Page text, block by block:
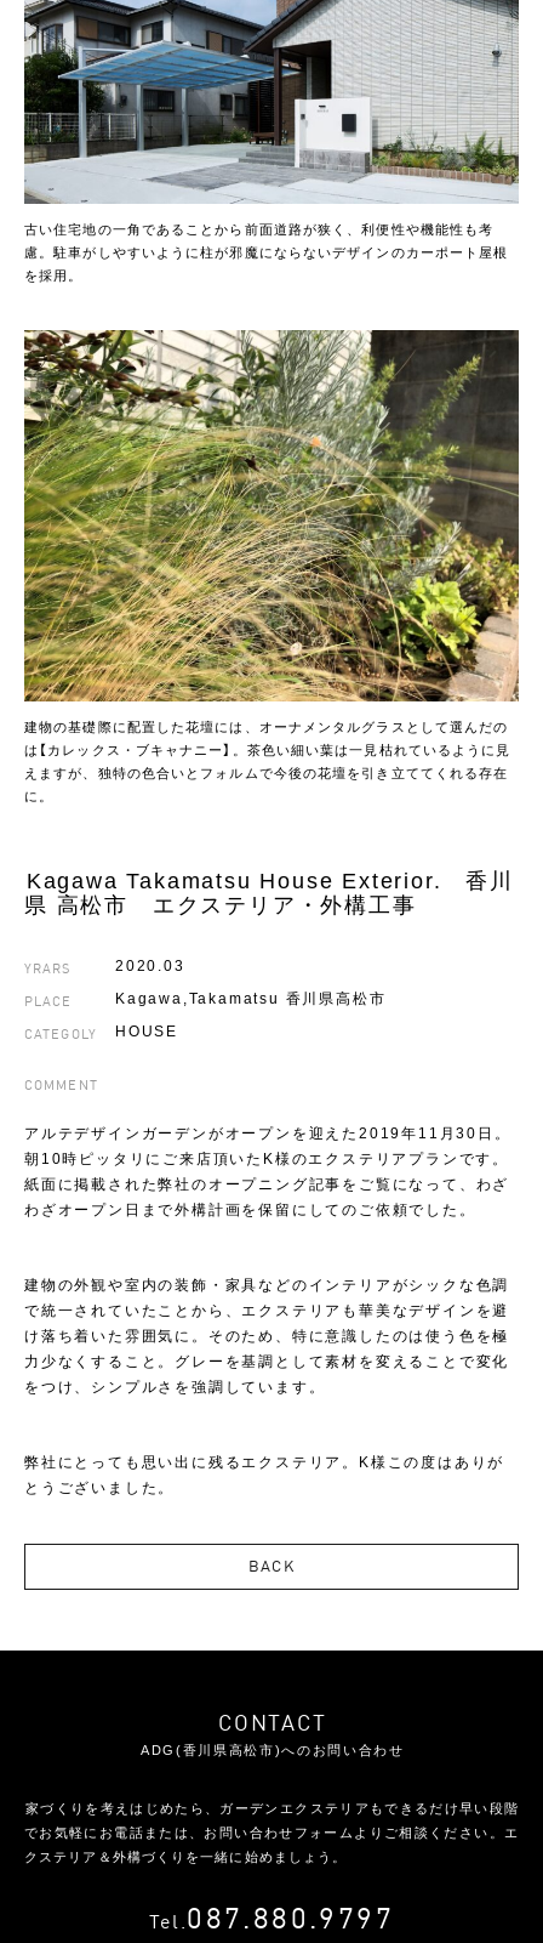
古い住宅地の一角であることから前面道路が狭く、利便性や機能性も考
慮。駐車がしやすいように柱が邪魔にならないデザインのカーポート屋根
を採用。
建物の基礎際に配置した花壇には、オーナメンタルグラスとして選んだの
は【カレックス・ブキャナニー】。茶色い細い葉は一見枯れているように見
えますが、独特の色合いとフォルムで今後の花壇を引き立ててくれる存在
に。
Kagawa Takamatsu House Exterior. 香川
県 高松市 エクステリア・外構工事
YRARS 2020.03
PLACE Kagawa,Takamatsu 香川県高松市
CATEGOLY HOUSE
COMMENT
アルテデザインガーデンがオープンを迎えた2019年11月30日。
朝10時ピッタリにご来店頂いたK様のエクステリアプランです。
紙面に掲載された弊社のオープニング記事をご覧になって、わざ
わざオープン日まで外構計画を保留にしてのご依頼でした。
建物の外観や室内の装飾・家具などのインテリアがシックな色調
で統一されていたことから、エクステリアも華美なデザインを避
け落ち着いた雰囲気に。そのため、特に意識したのは使う色を極
力少なくすること。グレーを基調として素材を変えることで変化
をつけ、シンプルさを強調しています。
弊社にとっても思い出に残るエクステリア。K様この度はありが
とうございました。
BACK
CONTACT
ADG(香川県高松市)へのお問い合わせ
家づくりを考えはじめたら、ガーデンエクステリアもできるだけ早い段階
でお気軽にお電話または、お問い合わせフォームよりご相談ください。 エ
クステリア＆外構づくりを一緒に始めましょう。
Tel.087.880.9797